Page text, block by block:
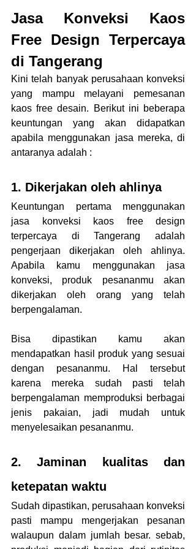
Jasa Konveksi Kaos
Free Design Terpercaya
di Tangerang
Kini telah banyak perusahaan konveksi
yang mampu melayani pemesanan
kaos free desain. Berikut ini beberapa
keuntungan yang akan didapatkan
apabila menggunakan jasa mereka, di
antaranya adalah :
1. Dikerjakan oleh ahlinya
Keuntungan pertama menggunakan
jasa konveksi kaos free design
terpercaya di Tangerang adalah
pengerjaan dikerjakan oleh ahlinya.
Apabila kamu menggunakan jasa
konveksi, produk pesananmu akan
dikerjakan oleh orang yang telah
berpengalaman.
Bisa dipastikan kamu akan
mendapatkan hasil produk yang sesuai
dengan pesananmu. Hal tersebut
karena mereka sudah pasti telah
berpengalaman memproduksi berbagai
jenis pakaian, jadi mudah untuk
menyelesaikan pesananmu.
2. Jaminan kualitas dan
ketepatan waktu
Sudah dipastikan, perusahaan konveksi
pasti mampu mengerjakan pesanan
walaupun dalam jumlah besar. sebab,